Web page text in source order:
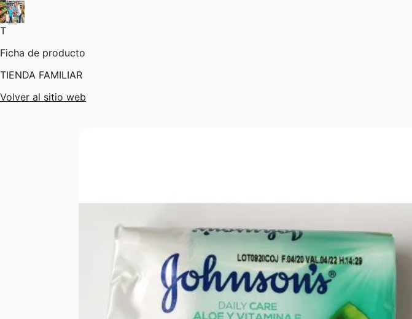
T
Ficha de producto
TIENDA FAMILIAR
Volver al sitio web